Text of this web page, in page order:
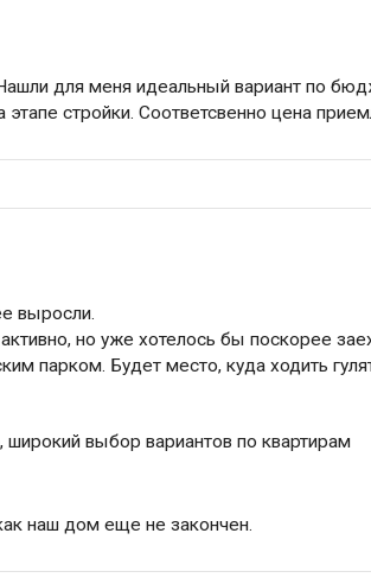
для меня идеальный вариант по
стройки. Соответсвенно цена
выросли.
но уже хотелось бы поскорее
парком. Будет место, куда ходить
широкий выбор вариантов по квартирам
наш дом еще не закончен.